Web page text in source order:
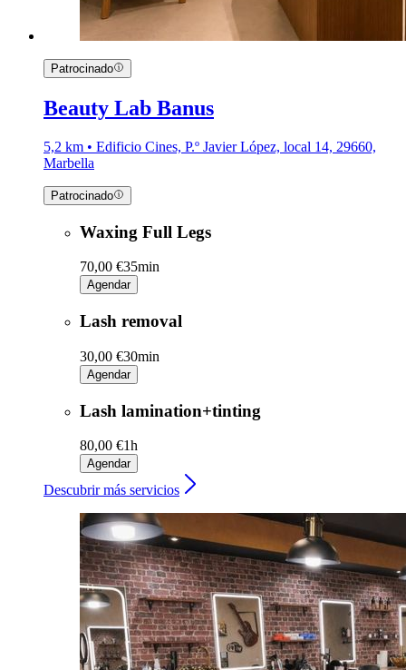
Patrocinado
Beauty Lab Banus
5,2 km • Edificio Cines, P.º Javier López, local 14, 29660,
Marbella
Patrocinado
Waxing Full Legs
70,00 €35min
Agendar
Lash removal
30,00 €30min
Agendar
Lash lamination+tinting
80,00 €1h
Agendar
Descubrir más servicios